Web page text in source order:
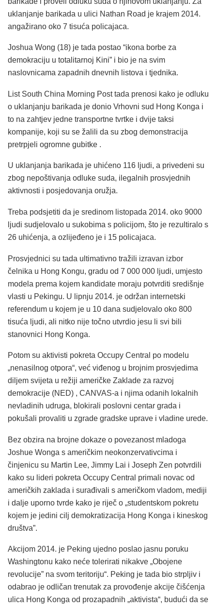
uklanjanje barikada u ulici Nathan Road je krajem 2014.
angažirano oko 7 tisuća policajaca.
Joshua Wong (18) je tada postao “ikona borbe za
demokraciju u totalitarnoj Kini” i bio je na svim
naslovnicama zapadnih dnevnih listova i tjednika.
List South China Morning Post tada prenosi kako je odluku
o uklanjanju barikada je donio Vrhovni sud Hong Konga i
to na zahtjev jedne transportne tvrtke i dvije taksi
kompanije, koji su se žalili da su zbog demonstracija
pretrpjeli ogromne gubitke .
U uklanjanja barikada je uhićeno 116 ljudi, a privedeni su
zbog nepoštivanja odluke suda, ilegalnih prosvjednih
aktivnosti i posjedovanja oružja.
Treba podsjetiti da je sredinom listopada 2014. oko 9000
ljudi sudjelovalo u sukobima s policijom, što je rezultiralo s
26 uhićenja, a ozlijeđeno je i 15 policajaca.
Prosvjednici su tada ultimativno tražili izravan izbor
čelnika u Hong Kongu, gradu od 7 000 000 ljudi, umjesto
modela prema kojem kandidate moraju potvrditi središnje
vlasti u Pekingu. U lipnju 2014. je održan internetski
referendum u kojem je u 10 dana sudjelovalo oko 800
tisuća ljudi, ali nitko nije točno utvrdio jesu li svi bili
stanovnici Hong Konga.
Potom su aktivisti pokreta Occupy Central po modelu
„nenasilnog otpora“, već viđenog u brojnim prosvjedima
diljem svijeta u režiji američke Zaklade za razvoj
demokracije (NED) , CANVAS-a i njima odanih lokalnih
nevladinih udruga, blokirali poslovni centar grada i
pokušali provaliti u zgrade gradske uprave i vladine urede.
Bez obzira na brojne dokaze o povezanost mladoga
Joshue Wonga s američkim neokonzervativcima i
činjenicu su Martin Lee, Jimmy Lai i Joseph Zen potvrdili
kako su lideri pokreta Occupy Central primali novac od
američkih zaklada i surađivali s američkom vladom, mediji
i dalje uporno tvrde kako je riječ o „studentskom pokretu
kojem je jedini cilj demokratizacija Hong Konga i kineskog
društva”.
Akcijom 2014. je Peking ujedno poslao jasnu poruku
Washingtonu kako neće tolerirati nikakve „Obojene
revolucije” na svom teritoriju“. Peking je tada bio strpljiv i
odabrao je odličan trenutak za provođenje akcije čišćenja
ulica Hong Konga od prozapadnih „aktivista“, budući da se